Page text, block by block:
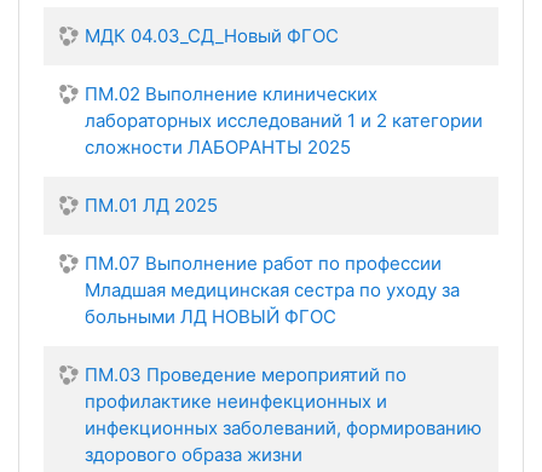
МДК 04.03_СД_Новый ФГОС
ПМ.02 Выполнение клинических
лабораторных исследований 1 и 2 категории
сложности ЛАБОРАНТЫ 2025
ПМ.01 ЛД 2025
ПМ.07 Выполнение работ по профессии
Младшая медицинская сестра по уходу за
больными ЛД НОВЫЙ ФГОС
ПМ.03 Проведение мероприятий по
профилактике неинфекционных и
инфекционных заболеваний, формированию
здорового образа жизни